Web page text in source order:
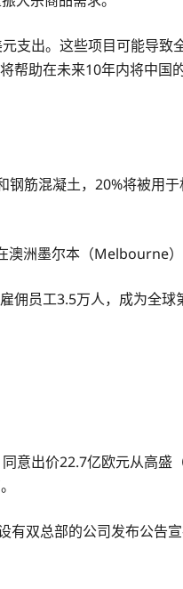
支出。这些项目可能导
助在未来10年内将中国
筋混凝土，20%将被用
洲墨尔本（Melbourne
佣员工3.5万人，成为全
意出价22.7亿欧元从高
双总部的公司发布公告